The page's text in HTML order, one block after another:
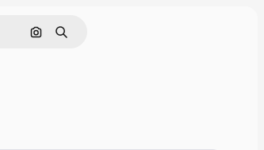
Cerca per immagine
Ricerca